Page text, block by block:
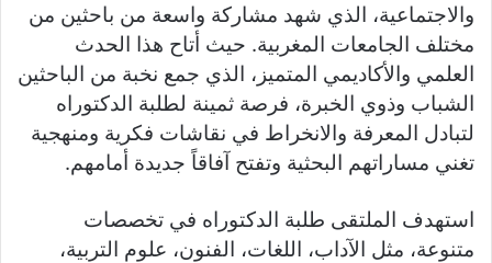
والاجتماعية، الذي شهد مشاركة واسعة من باحثين من
مختلف الجامعات المغربية. حيث أتاح هذا الحدث
العلمي والأكاديمي المتميز، الذي جمع نخبة من الباحثين
الشباب وذوي الخبرة، فرصة ثمينة لطلبة الدكتوراه
لتبادل المعرفة والانخراط في نقاشات فكرية ومنهجية
تغني مساراتهم البحثية وتفتح آفاقاً جديدة أمامهم.
استهدف الملتقى طلبة الدكتوراه في تخصصات
متنوعة، مثل الآداب، اللغات، الفنون، علوم التربية،